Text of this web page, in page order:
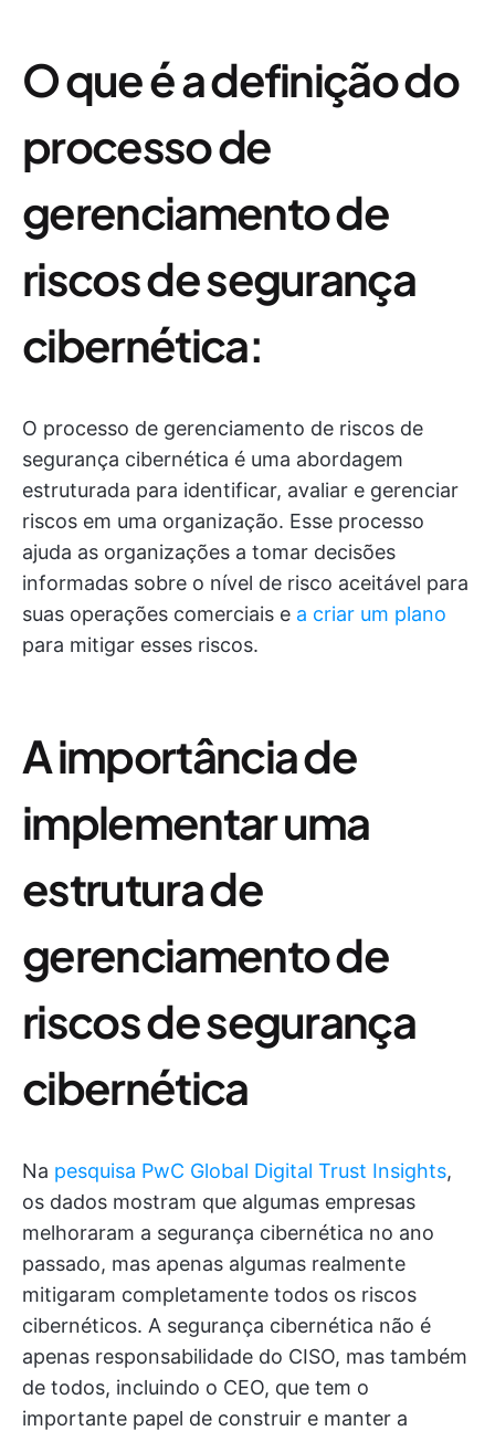
O que é a definição do
processo de
gerenciamento de
riscos de segurança
cibernética:
O processo de gerenciamento de riscos de
segurança cibernética é uma abordagem
estruturada para identificar, avaliar e gerenciar
riscos em uma organização. Esse processo
ajuda as organizações a tomar decisões
informadas sobre o nível de risco aceitável para
suas operações comerciais e a criar um plano
para mitigar esses riscos.
A importância de
implementar uma
estrutura de
gerenciamento de
riscos de segurança
cibernética
Na pesquisa PwC Global Digital Trust Insights,
os dados mostram que algumas empresas
melhoraram a segurança cibernética no ano
passado, mas apenas algumas realmente
mitigaram completamente todos os riscos
cibernéticos. A segurança cibernética não é
apenas responsabilidade do CISO, mas também
de todos, incluindo o CEO, que tem o
importante papel de construir e manter a